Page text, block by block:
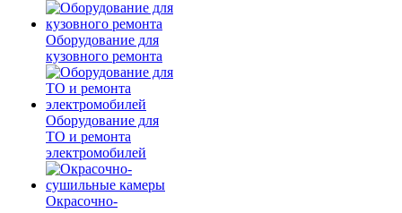
Оборудование для
кузовного ремонта
Оборудование для
ТО и ремонта
электромобилей
Окрасочно-